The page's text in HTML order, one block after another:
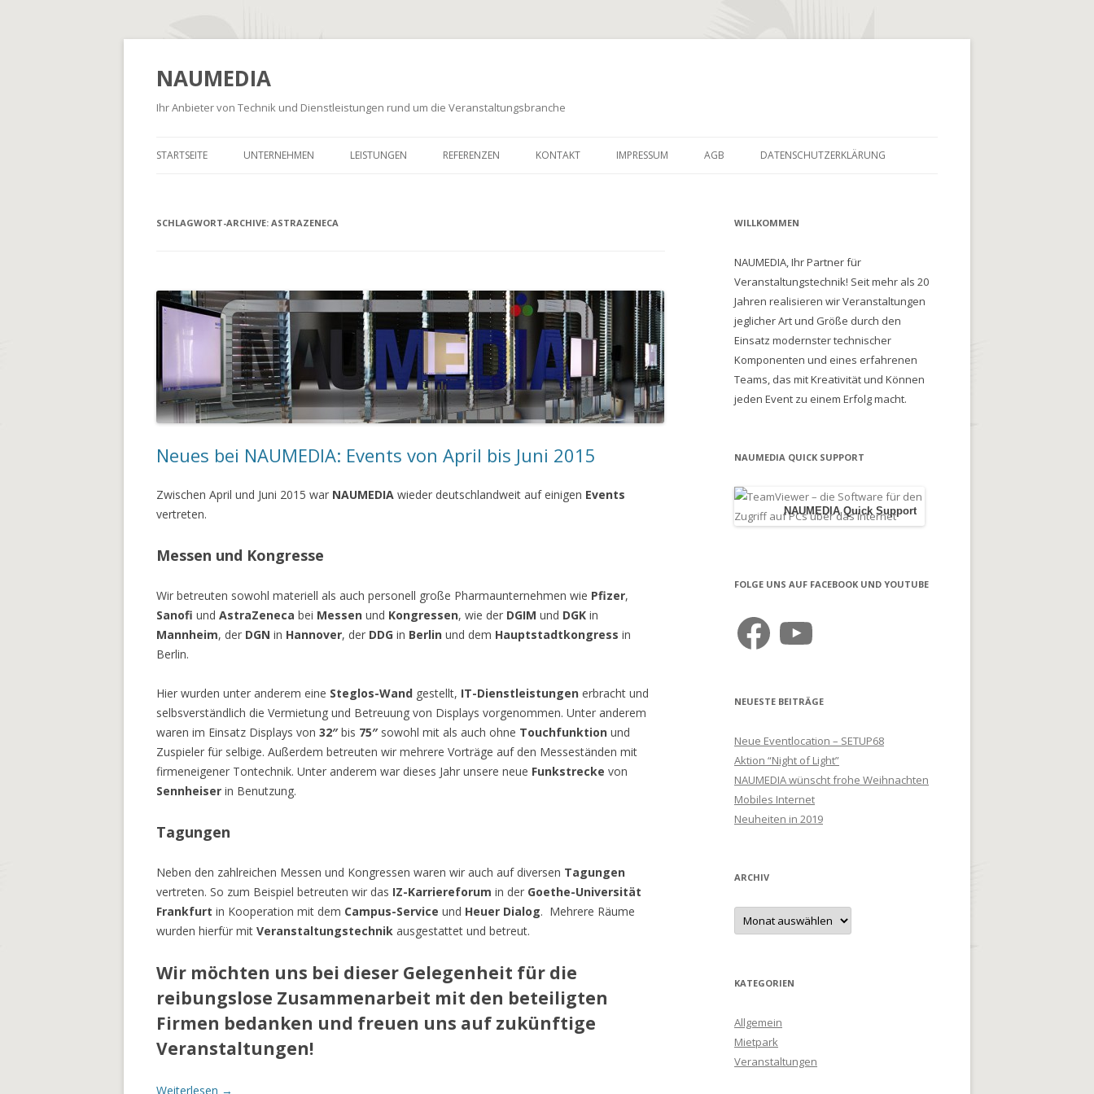
NAUMEDIA
Ihr Anbieter von Technik und Dienstleistungen rund um die Veranstaltungsbranche
Inhalt
STARTSEITE UNTERNEHMEN LEISTUNGEN REFERENZEN KONTAKT IMPRESSUM AGB DATENSCHUTZERKLÄRUNG
SCHLAGWORT-ARCHIVE: ASTRAZENECA
Neues bei NAUMEDIA: Events von April bis Juni 2015
Zwischen April und Juni 2015 war NAUMEDIA wieder deutschlandweit auf einigen Events
vertreten.
Messen und Kongresse
Wir betreuten sowohl materiell als auch personell große Pharmaunternehmen wie Pfizer,
Sanofi und AstraZeneca bei Messen und Kongressen, wie der DGIM und DGK in
Mannheim, der DGN in Hannover, der DDG in Berlin und dem Hauptstadtkongress in
Berlin.
Hier wurden unter anderem eine Steglos-Wand gestellt, IT-Dienstleistungen erbracht und
selbsverständlich die Vermietung und Betreuung von Displays vorgenommen. Unter anderem
waren im Einsatz Displays von 32″bis 75″sowohl mit als auch ohne Touchfunktion und
Zuspieler für selbige. Außerdem betreuten wir mehrere Vorträge auf den Messeständen mit
firmeneigener Tontechnik. Unter anderem war dieses Jahr unsere neue Funkstrecke von
Sennheiser in Benutzung.
Tagungen
Neben den zahlreichen Messen und Kongressen waren wir auch auf diversen Tagungen
vertreten. So zum Beispiel betreuten wir das IZ-Karriereforum in der Goethe-Universität
Frankfurt in Kooperation mit dem Campus-Service und Heuer Dialog. Mehrere Räume
wurden hierfür mit Veranstaltungstechnik ausgestattet und betreut.
Wir möchten uns bei dieser Gelegenheit für die
reibungslose Zusammenarbeit mit den beteiligten
Firmen bedanken und freuen uns auf zukünftige
Veranstaltungen!
Weiterlesen →
WILLKOMMEN
NAUMEDIA, Ihr Partner für
Veranstaltungstechnik! Seit mehr als 20
Jahren realisieren wir Veranstaltungen
jeglicher Art und Größe durch den
Einsatz modernster technischer
Komponenten und eines erfahrenen
Teams, das mit Kreativität und Können
jeden Event zu einem Erfolg macht.
NAUMEDIA QUICK SUPPORT
NAUMEDIA Quick Support
FOLGE UNS AUF FACEBOOK UND YOUTUBE
FacebookYouTube
NEUESTE BEITRÄGE
Neue Eventlocation – SETUP68
Aktion “Night of Light”
NAUMEDIA wünscht frohe Weihnachten
Mobiles Internet
Neuheiten in 2019
ARCHIV
Archiv
KATEGORIEN
Allgemein
Mietpark
Veranstaltungen